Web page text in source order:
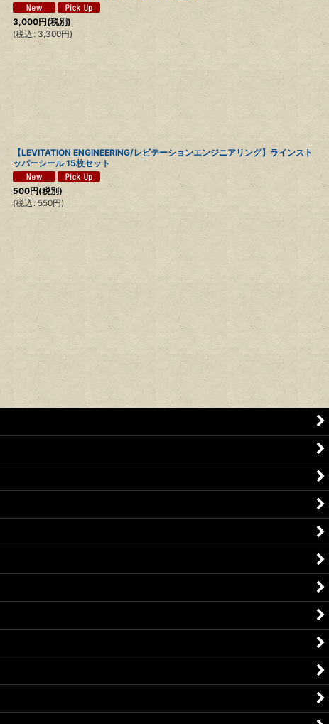
3,000円(税別)
(税込 : 3,300円)
【LEVITATION ENGINEERING/レビテーションエンジニアリング】ラインスト
ッパーシール 15枚セット
500円(税別)
(税込 : 550円)